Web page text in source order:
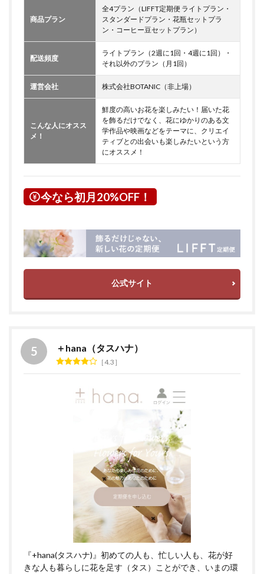
商品プラン
全4プラン（LIFFT定期便 ライトプラン・
スタンダードプラン・花瓶セットプラ
ン・コーヒー豆セットプラン）
配送頻度
ライトプラン（2週に1回・4週に1回）・
それ以外のプラン（月1回）
運営会社 株式会社BOTANIC（非上場）
こんな人にオスス
メ！
鮮度の高いお花を楽しみたい！届いた花
を飾るだけでなく、花にゆかりのある文
学作品や映画などをテーマに、クリエイ
ティブとの出会いも楽しみたいという方
にオススメ！
今なら初月20%OFF！
公式サイト
＋hana（タスハナ）
4.3
『+hana(タスハナ)』初めての人も、忙しい人も、花が好
きな人も暮らしに花を足す（タス）ことができ、いまの環